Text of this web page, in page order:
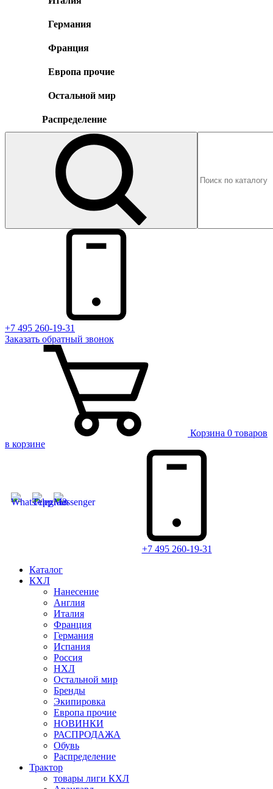
Германия
Франция
Европа прочие
Остальной мир
Распределение
+7 495 260-19-31
Заказать обратный звонок
Корзина 0 товаров
в корзине
+7 495 260-19-31
Каталог
КХЛ
Нанесение
Англия
Италия
Франция
Германия
Испания
Россия
НХЛ
Остальной мир
Бренды
Экипировка
Европа прочие
НОВИНКИ
РАСПРОДАЖА
Обувь
Распределение
Трактор
товары лиги КХЛ